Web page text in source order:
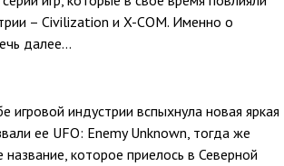
– Civilization и X-COM. Именно о
далее…
игровой индустрии вспыхнула новая яркая
ее UFO: Enemy Unknown, тогда же
название, которое приелось в Северной